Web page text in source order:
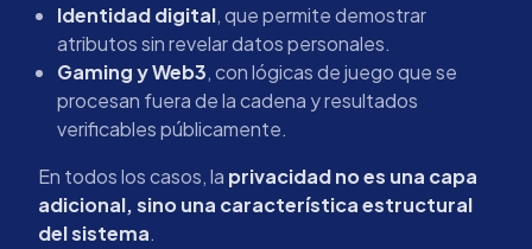
Identidad digital, que permite demostrar
atributos sin revelar datos personales.
Gaming y Web3, con lógicas de juego que se
procesan fuera de la cadena y resultados
verificables públicamente.
En todos los casos, la privacidad no es una capa
adicional, sino una característica estructural
del sistema.